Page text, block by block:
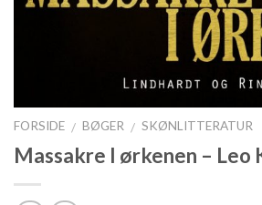
FORSIDE / BØGER / SKØNLITTERATUR
Massakre I ørkenen – Leo